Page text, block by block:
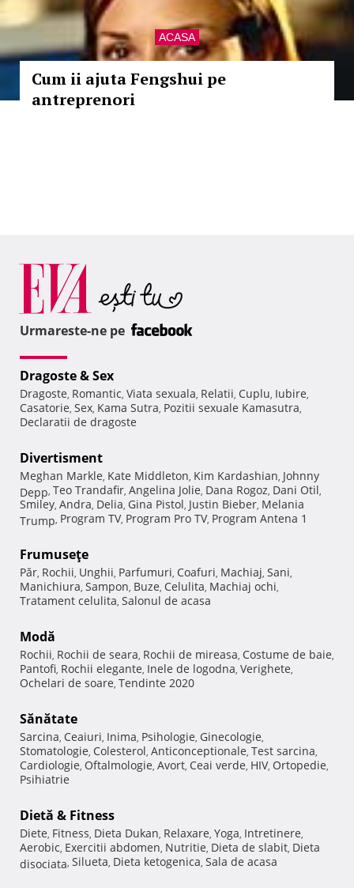
ACASA
Cum ii ajuta Fengshui pe
antreprenori
Urmareste-ne pe
Dragoste & Sex
Dragoste, Romantic, Viata sexuala, Relatii, Cuplu, Iubire,
Casatorie, Sex, Kama Sutra, Pozitii sexuale Kamasutra,
Declaratii de dragoste
Divertisment
Meghan Markle, Kate Middleton, Kim Kardashian, Johnny
Depp, Teo Trandafir, Angelina Jolie, Dana Rogoz, Dani Otil,
Smiley, Andra, Delia, Gina Pistol, Justin Bieber, Melania
Trump, Program TV, Program Pro TV, Program Antena 1
Frumuseţe
Păr, Rochii, Unghii, Parfumuri, Coafuri, Machiaj, Sani,
Manichiura, Sampon, Buze, Celulita, Machiaj ochi,
Tratament celulita, Salonul de acasa
Modă
Rochii, Rochii de seara, Rochii de mireasa, Costume de baie,
Pantofi, Rochii elegante, Inele de logodna, Verighete,
Ochelari de soare, Tendinte 2020
Sănătate
Sarcina, Ceaiuri, Inima, Psihologie, Ginecologie,
Stomatologie, Colesterol, Anticonceptionale, Test sarcina,
Cardiologie, Oftalmologie, Avort, Ceai verde, HIV, Ortopedie,
Psihiatrie
Dietă & Fitness
Diete, Fitness, Dieta Dukan, Relaxare, Yoga, Intretinere,
Aerobic, Exercitii abdomen, Nutritie, Dieta de slabit, Dieta
disociata, Silueta, Dieta ketogenica, Sala de acasa